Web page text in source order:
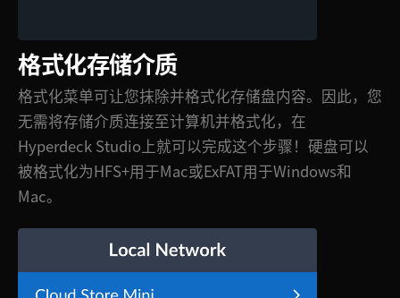
格式化存储介质
格式化菜单可让您抹除并格式化存储盘内容。因此，您
无需将存储介质连接至计算机并格式化，在
Hyperdeck Studio上就可以完成这个步骤！硬盘可以
被格式化为HFS+用于Mac或ExFAT用于Windows和
Mac。